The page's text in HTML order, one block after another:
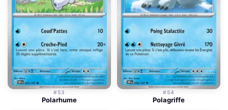
#53
Polarhume
#54
Polagriffe